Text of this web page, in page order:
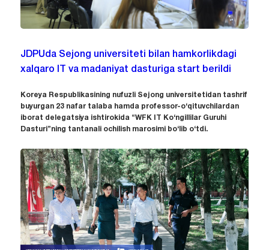
JDPUda Sejong universiteti bilan hamkorlikdagi
xalqaro IT va madaniyat dasturiga start berildi
Koreya Respublikasining nufuzli Sejong universitetidan tashrif
buyurgan 23 nafar talaba hamda professor-o‘qituvchilardan
iborat delegatsiya ishtirokida “WFK IT Ko‘ngillilar Guruhi
Dasturi”ning tantanali ochilish marosimi bo‘lib o‘tdi.